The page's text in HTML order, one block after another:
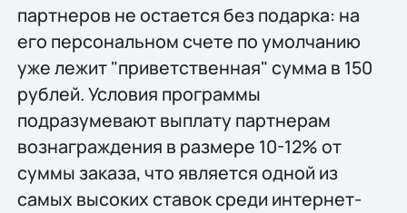
партнеров не остается без подарка: на
его персональном счете по умолчанию
уже лежит "приветственная" сумма в 150
рублей. Условия программы
подразумевают выплату партнерам
вознаграждения в размере 10-12% от
суммы заказа, что является одной из
самых высоких ставок среди интернет-